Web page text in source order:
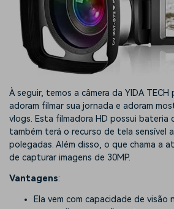
À seguir, temos a câmera da YIDA TECH
adoram filmar sua jornada e adoram
vlogs. Esta filmadora HD possui bateria
também terá o recurso de tela sensível
polegadas. Além disso, o que chama a
de capturar imagens de 30MP.
Vantagens:
Ela vem com capacidade de visão